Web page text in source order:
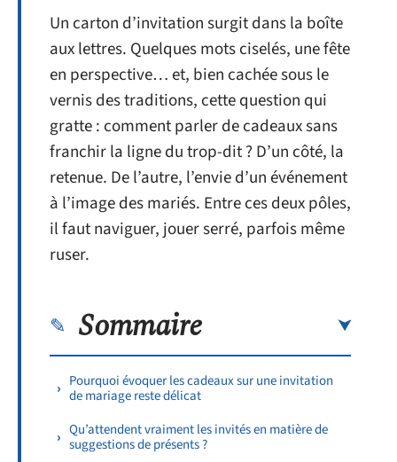
Un carton d’invitation surgit dans la boîte
aux lettres. Quelques mots ciselés, une fête
en perspective… et, bien cachée sous le
vernis des traditions, cette question qui
gratte : comment parler de cadeaux sans
franchir la ligne du trop-dit ? D’un côté, la
retenue. De l’autre, l’envie d’un événement
à l’image des mariés. Entre ces deux pôles,
il faut naviguer, jouer serré, parfois même
ruser.
Sommaire
Pourquoi évoquer les cadeaux sur une invitation
de mariage reste délicat
Qu’attendent vraiment les invités en matière de
suggestions de présents ?